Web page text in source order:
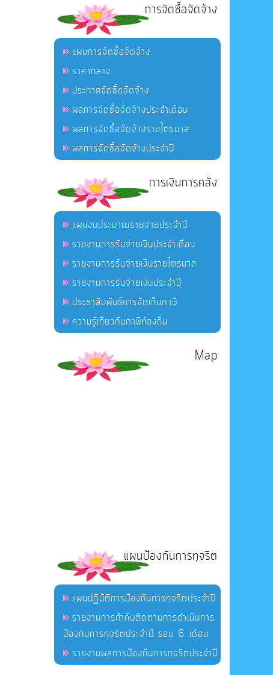
การจัดซื้อจัดจ้าง
แผนการจัดซื้อจัดจ้าง
ราคากลาง
ประกาศจัดซื้อจัดจ้าง
ผลการจัดซื้อจัดจ้างประจำเดือน
ผลการจัดซื้อจัดจ้างรายไตรมาส
ผลการจัดซื้อจัดจ้างประจำปี
การเงินการคลัง
แผนงบประมาณรายจ่ายประจำปี
รายงานการรับจ่ายเงินประจำเดือน
รายงานการรับจ่ายเงินรายไตรมาส
รายงานการรับจ่ายเงินประจำปี
ประชาสัมพันธ์การจัดเก็บภาษี
ความรู้เกี่ยวกับภาษีท้องถิ่น
Map
แผนป้องกันการทุจริต
แผนปฏิบัติการป้องกันการทุจริตประจำปี
รายงานการกำกับติดตามการดำเนินการ
ป้องกันการทุจริตประจำปี รอบ 6 เดือน
รายงานผลการป้องกันการทุจริตประจำปี